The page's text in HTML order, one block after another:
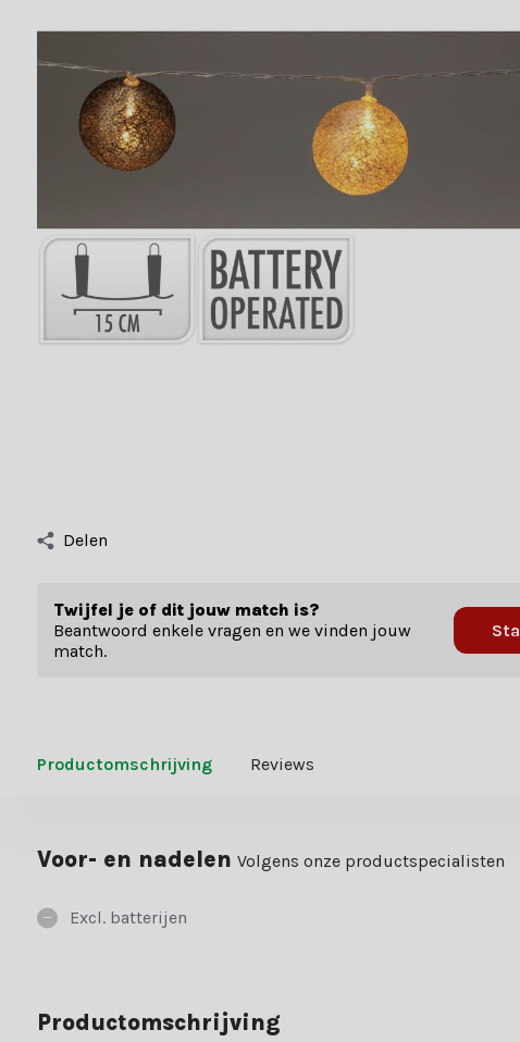
Delen
Twijfel je of dit jouw match is?
Beantwoord enkele vragen en we vinden jouw
match.
Productomschrijving Reviews
Voor- en nadelen Volgens onze productspecialisten
Excl. batterijen
Productomschrijving